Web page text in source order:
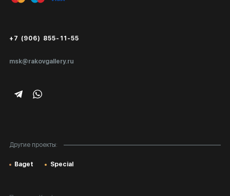
msk@rakovgallery.ru
+7 (906) 855-11-55
Другие проекты:
Baget Special
Публичная оферта
Экспертиза/Вывоз за границу
Подарочные сертификаты